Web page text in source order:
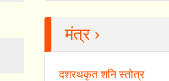
मंत्र ›
दशरथकृत शनि स्तोत्र